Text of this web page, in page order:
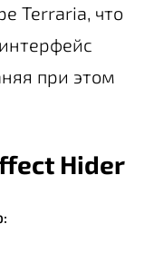
Terraria, что
при этом
Hider